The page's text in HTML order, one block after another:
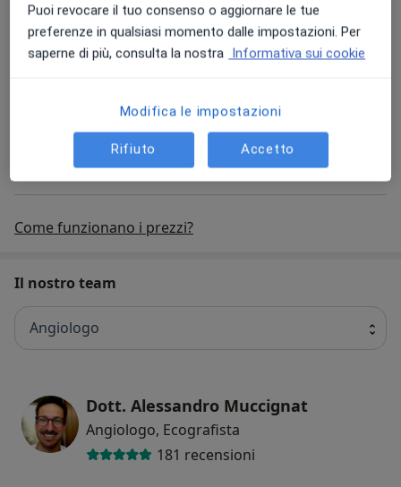
Ecocolordoppler arterioso
Da 100 €
+ 30 prestazioni
Come funzionano i prezzi?
Il nostro team
Angiologo
Dott. Alessandro Muccignat
Angiologo, Ecografista
181 recensioni
Puoi revocare il tuo consenso o aggiornare le tue
preferenze in qualsiasi momento dalle impostazioni. Per
saperne di più, consulta la nostra Informativa sui cookie
Modifica le impostazioni
Rifiuto Accetto